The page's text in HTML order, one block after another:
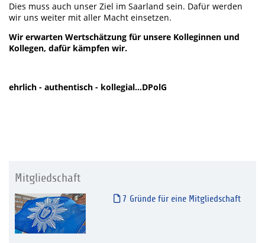
Dies muss auch unser Ziel im Saarland sein. Dafür werden
wir uns weiter mit aller Macht einsetzen.
Wir erwarten Wertschätzung für unsere Kolleginnen und
Kollegen, dafür kämpfen wir.
ehrlich - authentisch - kollegial...DPolG
Mitgliedschaft
7 Gründe für eine Mitgliedschaft